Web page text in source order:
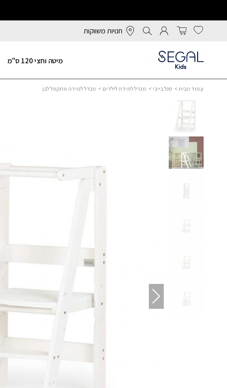
חנויות משווקות
מיטה וחצי 120 ס"מ
עמוד הבית > סגל בייבי > מגדל למידה לילדים > מגדל למידה מתקפל לבן